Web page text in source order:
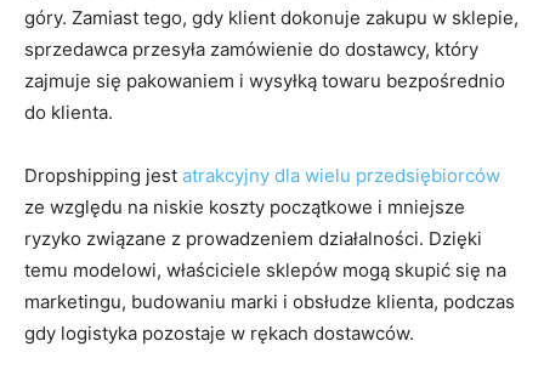
góry. Zamiast tego, gdy klient dokonuje zakupu w sklepie,
sprzedawca przesyła zamówienie do dostawcy, który
zajmuje się pakowaniem i wysyłką towaru bezpośrednio
do klienta.
Dropshipping jest atrakcyjny dla wielu przedsiębiorców
ze względu na niskie koszty początkowe i mniejsze
ryzyko związane z prowadzeniem działalności. Dzięki
temu modelowi, właściciele sklepów mogą skupić się na
marketingu, budowaniu marki i obsłudze klienta, podczas
gdy logistyka pozostaje w rękach dostawców.